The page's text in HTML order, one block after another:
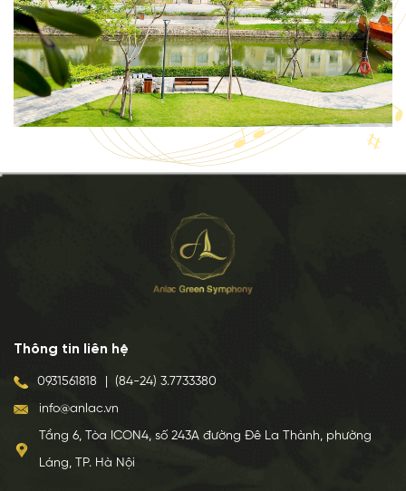
Thông tin liên hệ
0931561818 (84-24) 3.7733380
info@anlac.vn
Tầng 6, Tòa ICON4, số 243A đường Đê La Thành, phường
Láng, TP. Hà Nội